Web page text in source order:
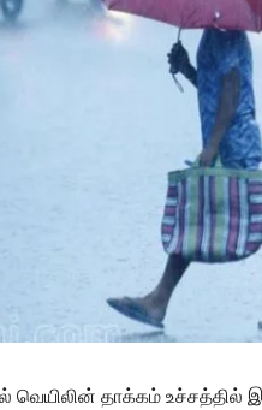
வெயிலின் தாக்கம் உச்சத்தில்